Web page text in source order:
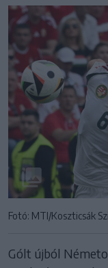
Fotó: MTI/Koszticsák
Gólt újból